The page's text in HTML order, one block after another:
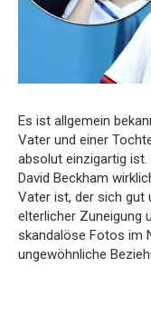
Es ist allgemein
Vater und einer
absolut einzigartig
David Beckham
Vater ist, der sich gut
elterlicher Zuneigung
skandalöse Fotos im
ungewöhnliche